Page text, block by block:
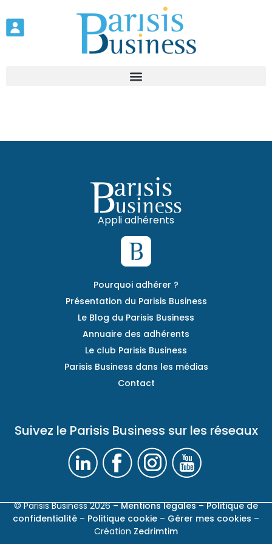
Appli adhérents
Pourquoi adhérer ?
Présentation du Parisis Business
Le Blog du Parisis Business
Annuaire des adhérents
Le club Parisis Business
Parisis Business dans les médias
Contact
Suivez le Parisis Business sur les réseaux
© Parisis Business 2026– Mentions légales–Politique de
confidentialité – Politique cookie – Gérer mes cookies –
Création Zedrimtim